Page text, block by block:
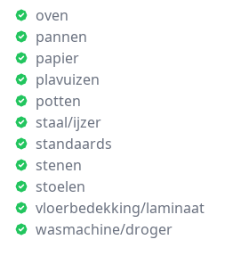
oven
pannen
papier
plavuizen
potten
staal/ijzer
standaards
stenen
stoelen
vloerbedekking/laminaat
wasmachine/droger